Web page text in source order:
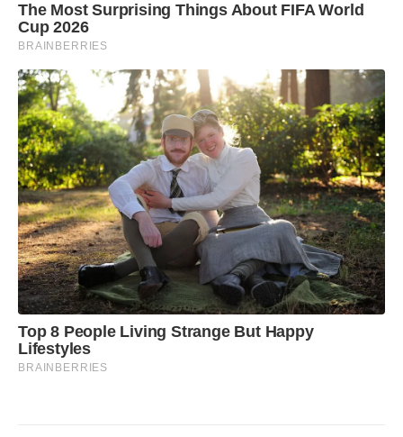
The Most Surprising Things About FIFA World
Cup 2026
BRAINBERRIES
Top 8 People Living Strange But Happy
Lifestyles
BRAINBERRIES